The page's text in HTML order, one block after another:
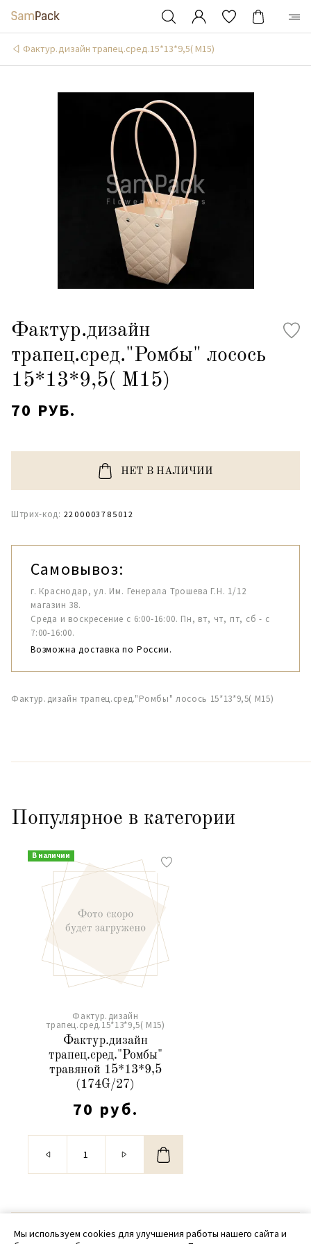
Фактур.дизайн трапец.сред.15*13*9,5( М15)
Фактур.дизайн
трапец.сред."Ромбы" лосось
15*13*9,5( М15)
70 РУБ.
НЕТ В НАЛИЧИИ
Штрих-код: 2200003785012
Самовывоз:
г. Краснодар, ул. Им. Генерала Трошева Г.Н. 1/12
магазин 38.
Среда и воскресение с 6:00-16:00. Пн, вт, чт, пт, сб - с
7:00-16:00.
Возможна доставка по России.
Фактур.дизайн трапец.сред."Ромбы" лосось 15*13*9,5( М15)
Популярное в категории
В наличии
Фактур.дизайн
трапец.сред.15*13*9,5( М15)
Фактур.дизайн
трапец.сред."Ромбы"
травяной 15*13*9,5
(174G/27)
70 руб.
© 2020 - 2026 SamPack
Мы используем cookies для улучшения работы нашего сайта и